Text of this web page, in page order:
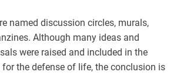
named discussion circles, murals,
Although many ideas and
were raised and included in the
for the defense of life, the conclusion is